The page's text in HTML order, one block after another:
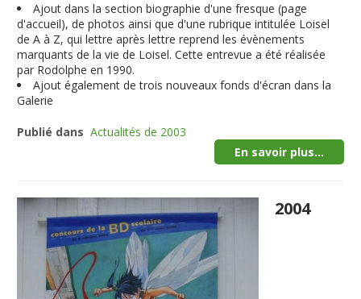
Ajout dans la section biographie d'une fresque (page
d'accueil), de photos ainsi que d'une rubrique intitulée Loisel
de A à Z, qui lettre après lettre reprend les évènements
marquants de la vie de Loisel. Cette entrevue a été réalisée
par Rodolphe en 1990.
Ajout également de trois nouveaux fonds d'écran dans la
Galerie
Publié dans Actualités de 2003
En savoir plus...
2004